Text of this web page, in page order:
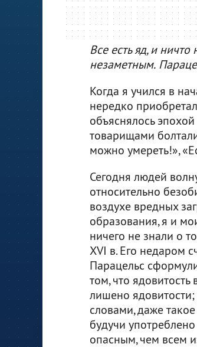
Все есть яд, и
незаметным.
Когда я учился в
нередко
объяснялось
товарищами
можно умереть!»,
Сегодня людей
относительно
воздухе вредных
образования, я и
ничего не знали о
XVI в. Его недаром
Парацельс
том, что
лишено
словами, даже
будучи
опасным, чем всем